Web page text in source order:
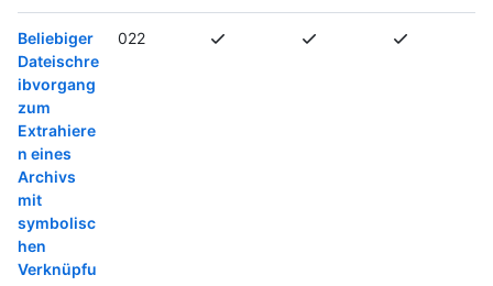
Beliebiger
Dateischre
ibvorgang
zum
Extrahiere
n eines
Archivs
mit
symbolisc
hen
Verknüpfu
022